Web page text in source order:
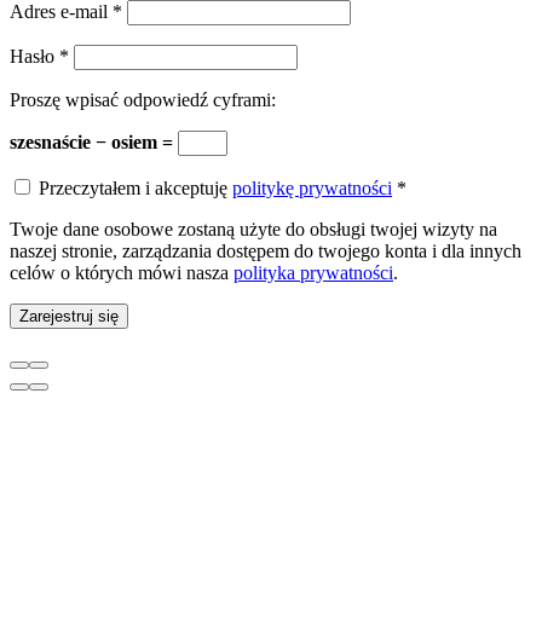
Adres e-mail *
Hasło *
Proszę wpisać odpowiedź cyframi:
szesnaście − osiem =
Przeczytałem i akceptuję politykę prywatności *
Twoje dane osobowe zostaną użyte do obsługi twojej wizyty na
naszej stronie, zarządzania dostępem do twojego konta i dla innych
celów o których mówi nasza polityka prywatności.
Zarejestruj się